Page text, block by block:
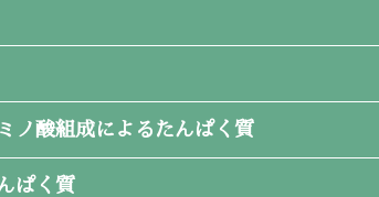
ノ酸組成によるたんぱく質
ぱく質